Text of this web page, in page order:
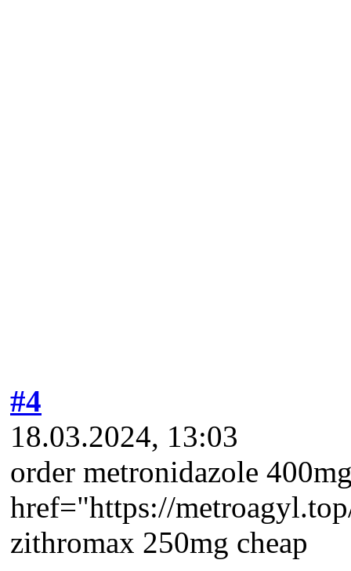
#4
18.03.2024, 13:03
order metronidazole
href="https://
zithromax 250mg cheap